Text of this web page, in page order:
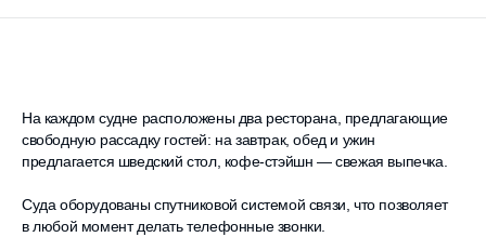
На каждом судне расположены два ресторана, предлагающие
свободную рассадку гостей: на завтрак, обед и ужин
предлагается шведский стол, кофе-стэйшн — свежая выпечка.
Суда оборудованы спутниковой системой связи, что позволяет
в любой момент делать телефонные звонки.